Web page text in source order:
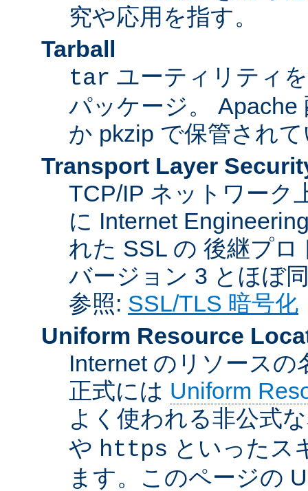
究や応用を指す。
Tarball
tar ユーティリティ
パッケージ。 Apache
か pkzip で保管され
Transport Layer
TCP/IP ネットワーク
に Internet
れた SSL の 後継プ
バージョン 3 とほぼ
参照: SSL/TLS 暗号化
Uniform Resource
Internet のリソース
正式には Uniform
よく使われる非公式
や https といったス
ます。このページの